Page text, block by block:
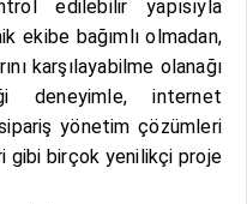
edilebilir yapısıyla
ekibe bağımlı olmadan,
karşılayabilme olanağı
deneyimle, internet
yönetim çözümleri
gibi birçok yenilikçi proje